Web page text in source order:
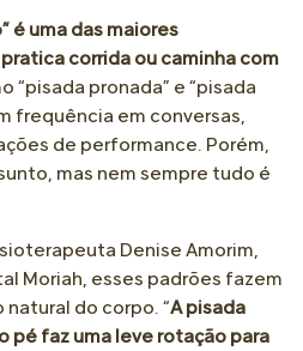
é uma das maiores
corrida ou caminha com
“pisada pronada” e “pisada
frequência em conversas,
de performance. Porém,
mas nem sempre tudo é
Denise Amorim,
Moriah, esses padrões fazem
do corpo. “A pisada
pé faz uma leve rotação para